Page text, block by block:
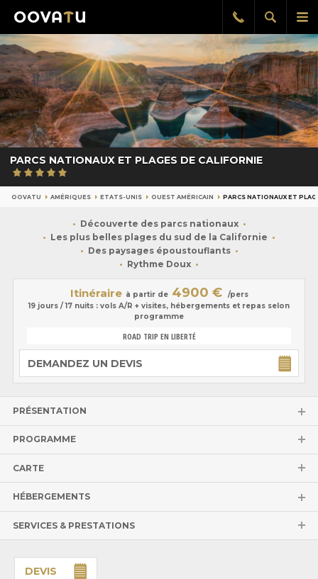
le
Afficher
la
Rappel
gratuit
PARCS NATIONAUX ET PLAGES DE CALIFORNIE
OOVATU AMÉRIQUES ETATS-UNIS OUEST AMÉRICAIN PARCS NATIONAUX ET
Découverte des parcs nationaux
Les plus belles plages du sud de la Californie
Des paysages époustouflants
Rythme Doux
Itinéraire à partir de 4900 €
/pers
19 jours / 17 nuits : vols A/R + visites, hébergements et repas selon
programme
ROAD TRIP EN LIBERTÉ
DEMANDEZ UN DEVIS
PRÉSENTATION
PROGRAMME
CARTE
HÉBERGEMENTS
SERVICES & PRESTATIONS
DEVIS